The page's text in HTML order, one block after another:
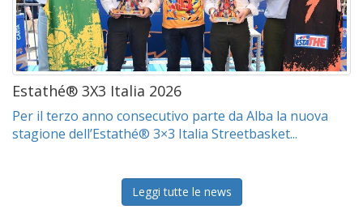
Estathé® 3X3 Italia 2026
Per il terzo anno consecutivo parte da Alba la nuova
stagione dell’Estathé® 3×3 Italia Streetbasket...
Leggi tutte le news